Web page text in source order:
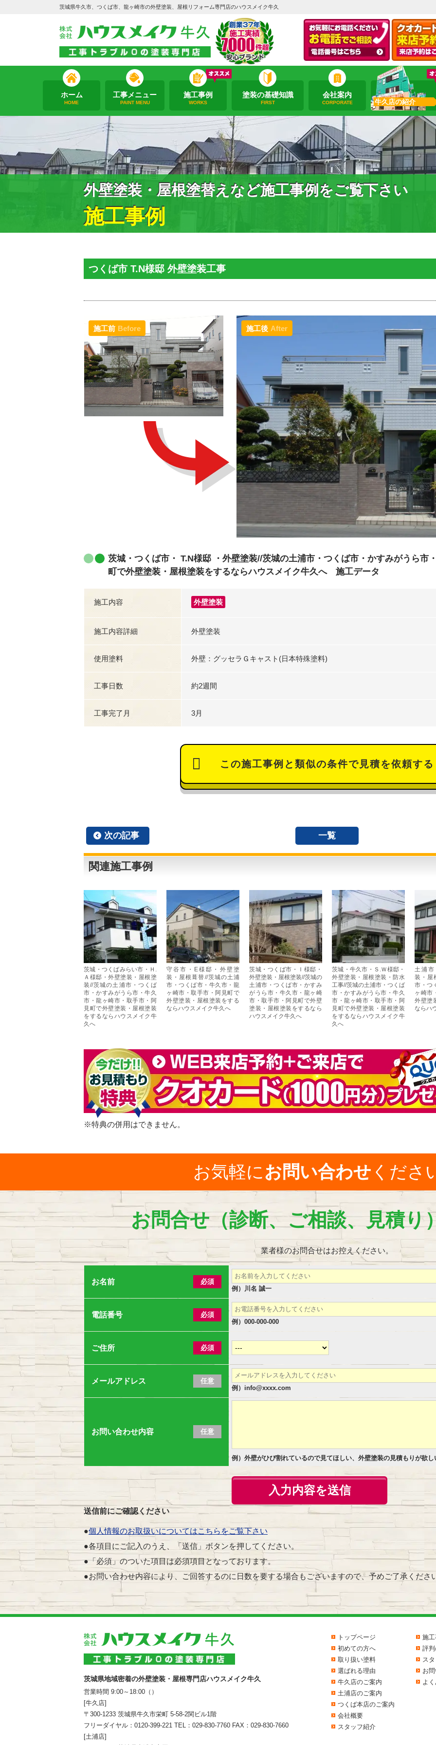
茨城県牛久市、つくば市、龍ヶ崎市の外壁塗装、屋根リフォーム専門店のハウスメイク牛久
ホーム
HOME
工事メニュー
PAINT MENU
施工事例
WORKS
塗装の基礎知識
FIRST
会社案内
CORPORATE 牛久店の紹介
外壁塗装・屋根塗替えなど施工事例をご覧下さい
施工事例
つくば市 T.N様邸 外壁塗装工事
施工後 After
施工前 Before
茨城・つくば市・ T.N様邸 ・外壁塗装//茨城の土浦市・つくば市・かすみがうら市
町で外壁塗装・屋根塗装をするならハウスメイク牛久へ 施工データ
施工内容 外壁塗装
施工内容詳細 外壁塗装
使用塗料 外壁：グッセラＧキャスト(日本特殊塗料)
工事日数 約2週間
工事完了月 3月
この施工事例と類似の条件で見積を依頼する
次の記事 一覧
関連施工事例
茨城・つくばみらい市・Ｈ.
Ａ様邸・外壁塗装・屋根塗
装//茨城の土浦市・つくば
市・かすみがうら市・牛久
市・龍ヶ崎市・取手市・阿
見町で外壁塗装・屋根塗装
をするならハウスメイク牛
久へ
守谷市・E様邸・外壁塗
装・屋根葺替//茨城の土浦
市・つくば市・牛久市・龍
ヶ崎市・取手市・阿見町で
外壁塗装・屋根塗装をする
ならハウスメイク牛久へ
茨城・つくば市・Ｉ様邸・
外壁塗装・屋根塗装//茨城の
土浦市・つくば市・かすみ
がうら市・牛久市・龍ヶ崎
市・取手市・阿見町で外壁
塗装・屋根塗装をするなら
ハウスメイク牛久へ
茨城・牛久市・Ｓ.Ｗ様邸・
外壁塗装・屋根塗装・防水
工事//茨城の土浦市・つくば
市・かすみがうら市・牛久
市・龍ヶ崎市・取手市・阿
見町で外壁塗装・屋根塗装
をするならハウスメイク牛
久へ
土浦
装・屋
市・つ
ヶ崎市
外壁塗
ならハ
※特典の併用はできません。
お気軽にお問い合わせ くださ
お問合せ（診断、ご相談、見積り
業者様のお問合せはお控えください。
お名前 必須
例）川名 誠一
電話番号 必須
例）000-000-000
ご住所 必須
メールアドレス 任意
例）info@xxxx.com
お問い合わせ内容 任意
例）外壁がひび割れているので見てほしい、外壁塗装の見積もりが欲し
送信前にご確認ください
●個人情報のお取扱いについてはこちらをご覧下さい
●各項目にご記入のうえ、「送信」ボタンを押してください。
●「必須」のついた項目は必須項目となっております。
●お問い合わせ内容により、ご回答するのに日数を要する場合もございますので、予めご了承くださ
茨城県地域密着の外壁塗装・屋根専門店ハウスメイク牛久
営業時間 9:00～18:00（）
[牛久店]
〒300-1233 茨城県牛久市栄町 5-58-2関ビル1階
フリーダイヤル： 0120-399-221 TEL： 029-830-7760 FAX：029-830-7660
[土浦店]
トップページ
初めての方へ
取り扱い塗料
選ばれる理由
牛久店のご案内
土浦店のご案内
つくば本店のご案内
会社概要
スタッフ紹介
施
評
ス
お
よ